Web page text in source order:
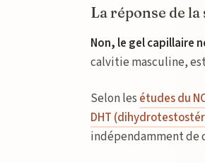
La réponse de la
Non, le gel capillaire
calvitie masculine,
Selon les études du
DHT
indépendamment de